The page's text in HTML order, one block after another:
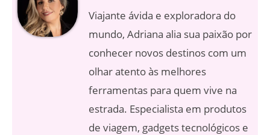
Viajante ávida e exploradora do
mundo, Adriana alia sua paixão por
conhecer novos destinos com um
olhar atento às melhores
ferramentas para quem vive na
estrada. Especialista em produtos
de viagem, gadgets tecnológicos e